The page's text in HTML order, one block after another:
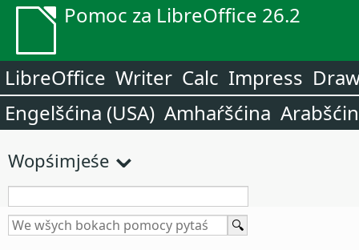
Pomoc za LibreOffice 26.2
LibreOffice Writer Calc Impress
Engelšćina (USA) Amhaŕšćina
Wopśimjeśe